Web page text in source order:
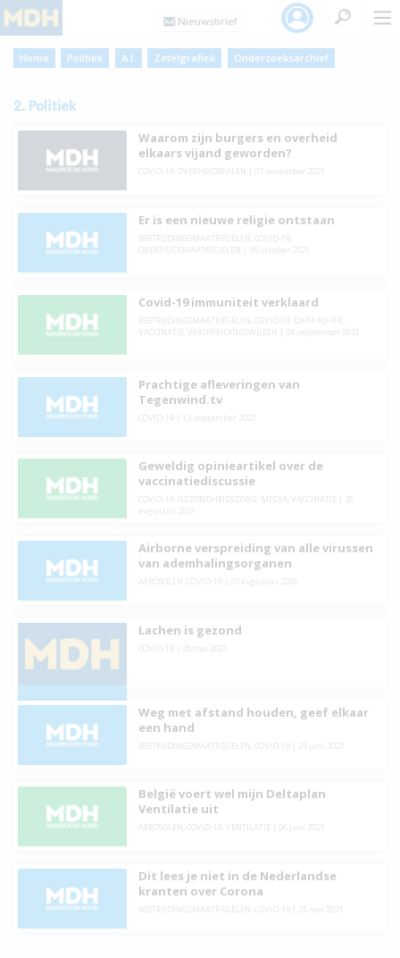
Home Politiek A.I. Zetelgrafiek Onderzoeksarchief
2. Politiek
Waarom zijn burgers en overheid
elkaars vijand geworden?
COVID-19, OVERHEIDSFALEN 07 november 2021
Er is een nieuwe religie ontstaan
BESTRIJDINGSMAATREGELEN COVID-19,
OVERHEIDSMAATREGELEN
16 oktober 2021
Covid-19 immuniteit verklaard
BESTRIJDINGSMAATREGELEN COVID-19, DATA-R0-IFR
VACCINATIE
VERSPREIDINGSWIJZEN 24 september 2021
Prachtige afleveringen van
Tegenwind.tv
COVID-19| 13 september 2021
Geweldig opinieartikel over de
vaccinatiediscussie
COVID-19, GEZONDHEIDSZORG MEDIA VACCINATIE
26
augustus 2021
Airborne verspreiding van alle virussen
van ademhalingsorganen
AEROSOLEN COVID-19| 27 augustus 2021
Lachen is gezond
COVID-19| 28 mei 2021
Weg met afstand houden, geef elkaar
een hand
BESTRIJDINGSMAATREGELEN COVID-19| 25 juni 2021
België voert wel mijn Deltaplan
Ventilatie uit
AEROSOLEN COVID-19, VENTILATIE 06 juni 2021
Dit lees je niet in de Nederlandse
kranten over Corona
BESTRIJDINGSMAATREGELEN COVID-19| 25 mei 2021